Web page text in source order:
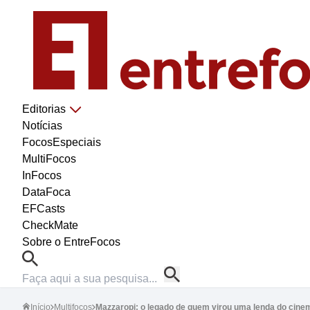
Editorias
Notícias
FocosEspeciais
MultiFocos
InFocos
DataFoca
EFCasts
CheckMate
Sobre o EntreFocos
Início Multifocos Mazzaropi: o legado de quem virou uma lenda do